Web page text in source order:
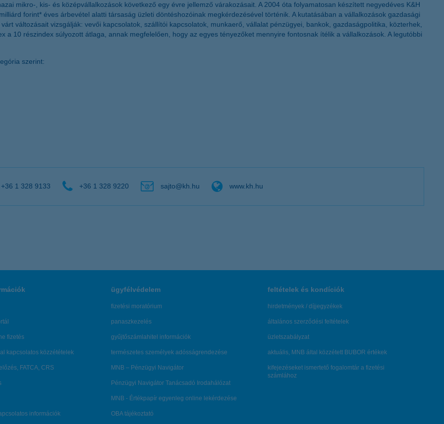
mikro-, kis- és középvállalkozások következő egy évre jellemző várakozásait. A 2004 óta folyamatosan készített negyedéves K&H
forint* éves árbevétel alatti társaság üzleti döntéshozóinak megkérdezésével történik. A kutatásában a vállalkozások gazdasági
változásait vizsgálják: vevői kapcsolatok, szállítói kapcsolatok, munkaerő, vállalat pénzügyei, bankok, gazdaságpolitika, közterhek,
a 10 részindex súlyozott átlaga, annak megfelelően, hogy az egyes tényezőket mennyire fontosnak ítélik a vállalkozások. A legutóbbi
szerint:
+36 1 328 9133 +36 1 328 9220 sajto@kh.hu www.kh.hu
fizetés
kapcsolatos közzétételek
FATCA, CRS
információk
ügyfélvédelem
fizetési moratórium
panaszkezelés
gyűjtőszámlahitel információk
természetes személyek adósságrendezése
MNB – Pénzügyi Navigátor
Pénzügyi Navigátor Tanácsadó Irodahálózat
MNB - Értékpapír egyenleg online lekérdezése
OBA tájékoztató
feltételek és kondíciók
hirdetmények / díjjegyzékek
általános szerződési feltételek
üzletszabályzat
aktuális, MNB által közzétett BUBOR értékek
kifejezéseket ismertető fogalomtár a fizetési
számlához